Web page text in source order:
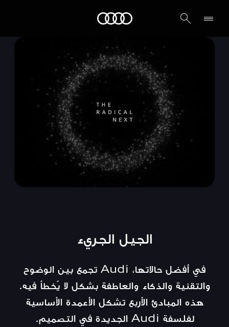
الجيل الجريء
في أفضل حالاتها، Audi تجمع بين الوضوح
والتقنية والذكاء والعاطفة بشكل لا يُخطأ فيه.
هذه المبادئ الأربع تشكل الأعمدة الأساسية
لفلسفة Audi الجديدة في التصميم.